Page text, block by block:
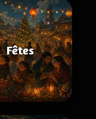
Fêtes